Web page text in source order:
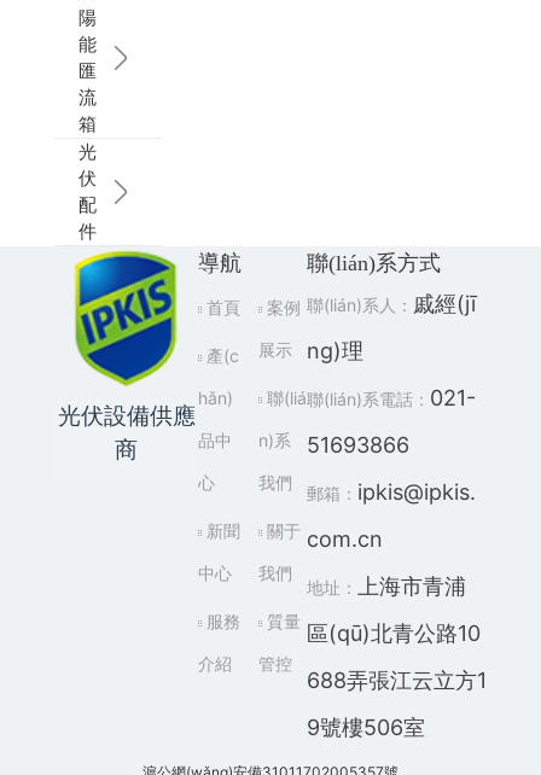
陽
能
匯
流
箱
光
伏
配
件
光伏設備供應
商
導航
首頁
產(c
hǎn)
品中
心
新聞
中心
服務
介紹
案例
展示
聯(liá
n)系
我們
關于
我們
質量
管控
聯(lián)系方式
聯(lián)系人： 戚經(jī
ng)理
聯(lián)系電話： 021-
51693866
郵箱： ipkis@ipkis.
com.cn
地址：
上海市青浦
區(qū)北青公路10
688弄張江云立方1
9號樓506室